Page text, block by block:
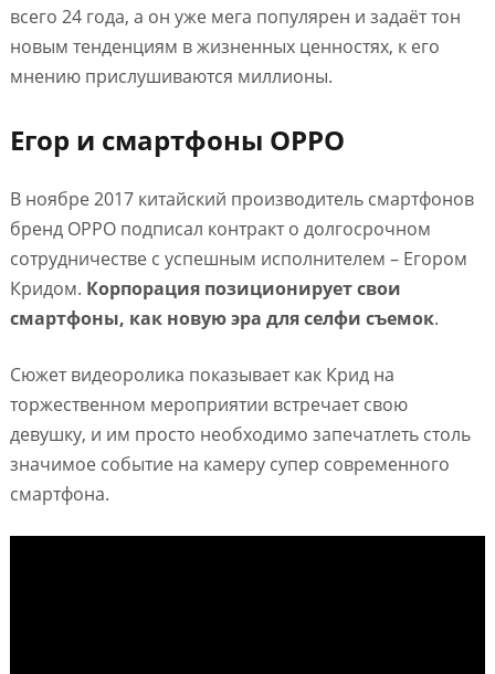
всего 24 года, а он уже мега популярен и задаёт тон
новым тенденциям в жизненных ценностях, к его
мнению прислушиваются миллионы.
Егор и смартфоны OPPO
В ноябре 2017 китайский производитель смартфонов
бренд OPPO подписал контракт о долгосрочном
сотрудничестве с успешным исполнителем – Егором
Кридом. Корпорация позиционирует свои
смартфоны, как новую эра для селфи съемок.
Сюжет видеоролика показывает как Крид на
торжественном мероприятии встречает свою
девушку, и им просто необходимо запечатлеть столь
значимое событие на камеру супер современного
смартфона.